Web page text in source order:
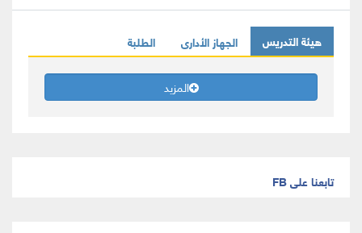
هيئة التدريس الجهاز الأدارى الطلبة
المزيد
تابعنا على FB